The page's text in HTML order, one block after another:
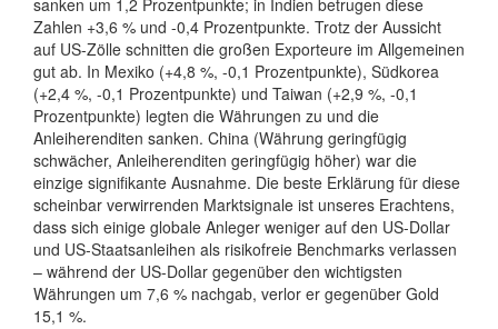
sanken um 1,2 Prozentpunkte; in Indien betrugen diese
Zahlen +3,6 % und -0,4 Prozentpunkte. Trotz der Aussicht
auf US-Zölle schnitten die großen Exporteure im Allgemeinen
gut ab. In Mexiko (+4,8 %, -0,1 Prozentpunkte), Südkorea
(+2,4 %, -0,1 Prozentpunkte) und Taiwan (+2,9 %, -0,1
Prozentpunkte) legten die Währungen zu und die
Anleiherenditen sanken. China (Währung geringfügig
schwächer, Anleiherenditen geringfügig höher) war die
einzige signifikante Ausnahme. Die beste Erklärung für diese
scheinbar verwirrenden Marktsignale ist unseres Erachtens,
dass sich einige globale Anleger weniger auf den US-Dollar
und US-Staatsanleihen als risikofreie Benchmarks verlassen
– während der US-Dollar gegenüber den wichtigsten
Währungen um 7,6 % nachgab, verlor er gegenüber Gold
15,1 %.